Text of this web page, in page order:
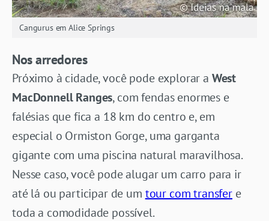
Cangurus em Alice Springs
Nos arredores
Próximo à cidade, você pode explorar a West
MacDonnell Ranges, com fendas enormes e
falésias que fica a 18 km do centro e, em
especial o Ormiston Gorge, uma garganta
gigante com uma piscina natural maravilhosa.
Nesse caso, você pode alugar um carro para ir
até lá ou participar de um tour com transfere
toda a comodidade possível.